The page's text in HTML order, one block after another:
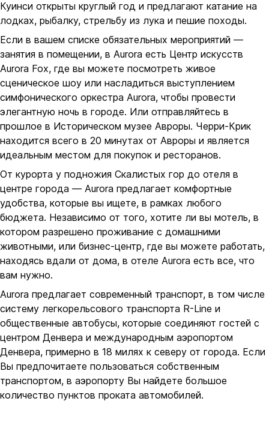
Куинси открыты круглый год и предлагают катание на
лодках, рыбалку, стрельбу из лука и пешие походы.
Если в вашем списке обязательных мероприятий —
занятия в помещении, в Aurora есть Центр искусств
Aurora Fox, где вы можете посмотреть живое
сценическое шоу или насладиться выступлением
симфонического оркестра Aurora, чтобы провести
элегантную ночь в городе. Или отправляйтесь в
прошлое в Историческом музее Авроры. Черри-Крик
находится всего в 20 минутах от Авроры и является
идеальным местом для покупок и ресторанов.
От курорта у подножия Скалистых гор до отеля в
центре города — Aurora предлагает комфортные
удобства, которые вы ищете, в рамках любого
бюджета. Независимо от того, хотите ли вы мотель, в
котором разрешено проживание с домашними
животными, или бизнес-центр, где вы можете работать,
находясь вдали от дома, в отеле Aurora есть все, что
вам нужно.
Aurora предлагает современный транспорт, в том числе
систему легкорельсового транспорта R-Line и
общественные автобусы, которые соединяют гостей с
центром Денвера и международным аэропортом
Денвера, примерно в 18 милях к северу от города. Если
Вы предпочитаете пользоваться собственным
транспортом, в аэропорту Вы найдете большое
количество пунктов проката автомобилей.